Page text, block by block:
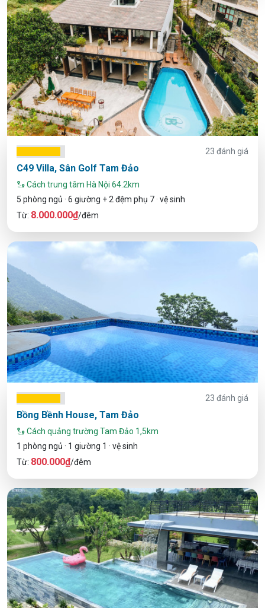
23 đánh giá
C49 Villa, Sân Golf Tam Đảo
Cách trung tâm Hà Nội 64.2km
5 phòng ngủ · 6 giường + 2 đệm phụ 7 · vệ sinh
Từ: 8.000.000₫/đêm
23 đánh giá
Bồng Bềnh House, Tam Đảo
Cách quảng trường Tam Đảo 1,5km
1 phòng ngủ · 1 giường 1 · vệ sinh
Từ: 800.000₫/đêm